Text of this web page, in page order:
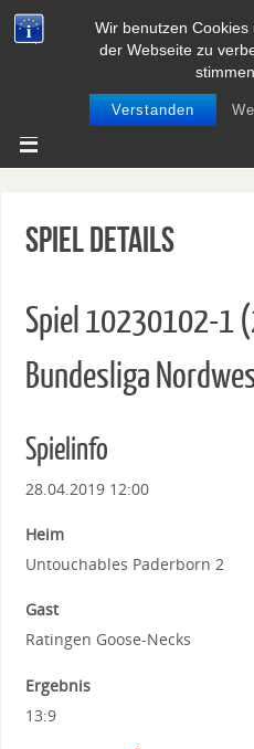
Wir benutzen
der Webseite zu
Verstanden
Spiel Details
Spiel 10230102-1
Bundesliga
Spielinfo
28.04.2019 12:00
Heim
Untouchables Paderborn 2
Gast
Ratingen Goose-Necks
Ergebnis
13:9